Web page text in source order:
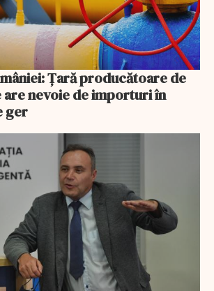
Ţară producătoare de
are nevoie de importuri în
ger